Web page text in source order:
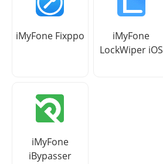
iMyFone Fixppo
iMyFone
LockWiper iOS
iMyFone
iBypasser